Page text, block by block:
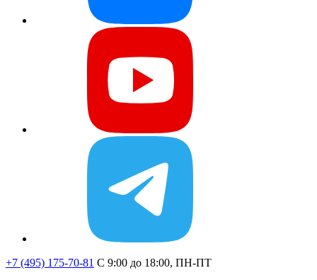
+7 (495) 175-70-81 C 9:00 до 18:00, ПН-ПТ